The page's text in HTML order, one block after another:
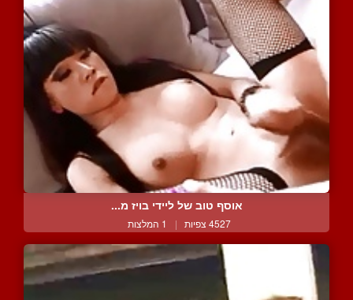
אוסף טוב של ליידי בויז מ...
4527 צפיות | 1 המלצות